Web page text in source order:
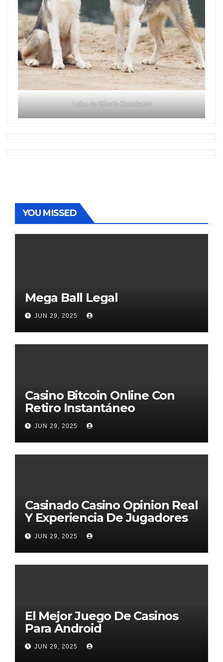
Laika de Siberia Occidental
YOU MISSED
Mega Ball Legal
JUN 29, 2025
Casino Bitcoin Online Con
Retiro Instantáneo
JUN 29, 2025
Casinado Casino Opinion Real
Y Experiencia De Jugadores
2026
JUN 29, 2025
El Mejor Juego De Casinos
Para Android
JUN 29, 2025